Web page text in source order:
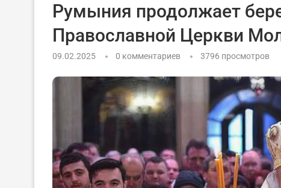
Румыния продолжает
Православной Церкви
09.02.2025 0 комментариев 3796 просмотров